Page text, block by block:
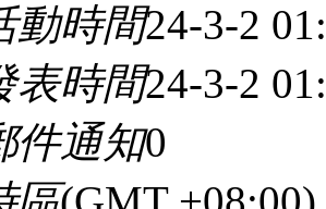
動時間24-3-2
表時間24-3-2
件通知0